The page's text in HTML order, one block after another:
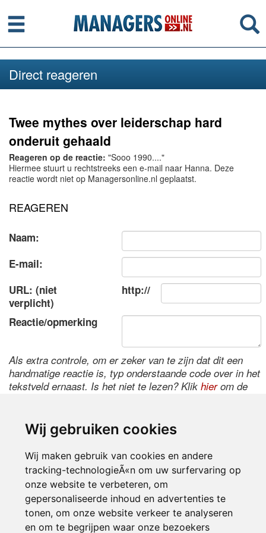
Wij gebruiken cookies
Wij maken gebruik van cookies en andere
tracking-technologieÃ«n om uw surfervaring op
onze website te verbeteren, om
gepersonaliseerde inhoud en advertenties te
tonen, om onze website verkeer te analyseren
en om te begrijpen waar onze bezoekers
Menu
Direct reageren
Twee mythes over leiderschap hard
onderuit gehaald
Reageren op de reactie: "Sooo 1990...."
Hiermee stuurt u rechtstreeks een e-mail naar Hanna. Deze
reactie wordt niet op Managersonline.nl geplaatst.
REAGEREN
Naam:
E-mail:
URL: (niet
verplicht)
http://
Reactie/opmerking
Als extra controle, om er zeker van te zijn dat dit een
handmatige reactie is, typ onderstaande code over in het
tekstveld ernaast. Is het niet te lezen? Klik hierom de
Inloggen